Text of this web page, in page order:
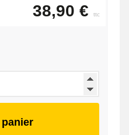
38,90 € ttc